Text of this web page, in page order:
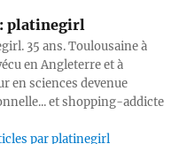
platinegirl
35 ans. Toulousaine à
en Angleterre et à
en sciences devenue
et shopping-addicte
par platinegirl